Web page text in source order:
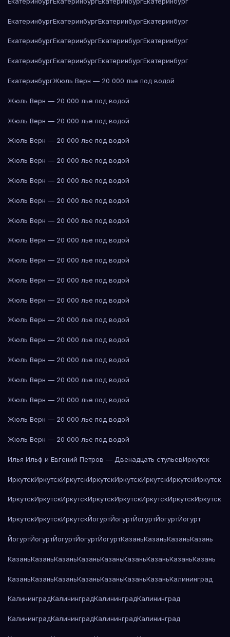
ЕкатеринбургЕкатеринбургЕкатеринбургЕкатеринбург
ЕкатеринбургЕкатеринбургЕкатеринбургЕкатеринбург
ЕкатеринбургЕкатеринбургЕкатеринбургЕкатеринбург
ЕкатеринбургЖюль Верн — 20 000 лье под водой
Жюль Верн — 20 000 лье под водой
Жюль Верн — 20 000 лье под водой
Жюль Верн — 20 000 лье под водой
Жюль Верн — 20 000 лье под водой
Жюль Верн — 20 000 лье под водой
Жюль Верн — 20 000 лье под водой
Жюль Верн — 20 000 лье под водой
Жюль Верн — 20 000 лье под водой
Жюль Верн — 20 000 лье под водой
Жюль Верн — 20 000 лье под водой
Жюль Верн — 20 000 лье под водой
Жюль Верн — 20 000 лье под водой
Жюль Верн — 20 000 лье под водой
Жюль Верн — 20 000 лье под водой
Жюль Верн — 20 000 лье под водой
Жюль Верн — 20 000 лье под водой
Жюль Верн — 20 000 лье под водой
Жюль Верн — 20 000 лье под водой
Илья Ильф и Евгений Петров — Двенадцать стульевИркутск
ИркутскИркутскИркутскИркутскИркутскИркутскИркутскИркутск
ИркутскИркутскИркутскИркутскИркутскИркутскИркутскИркутск
ИркутскИркутскИркутскЙогуртЙогуртЙогуртЙогуртЙогурт
ЙогуртЙогуртЙогуртЙогуртЙогуртКазаньКазаньКазаньКазань
КазаньКазаньКазаньКазаньКазаньКазаньКазаньКазаньКазань
КазаньКазаньКазаньКазаньКазаньКазаньКазаньКалининград
КалининградКалининградКалининградКалининград
КалининградКалининградКалининградКалининград